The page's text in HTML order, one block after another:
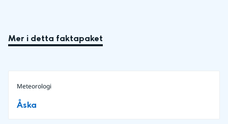
Mer i detta faktapaket
Meteorologi
Åska